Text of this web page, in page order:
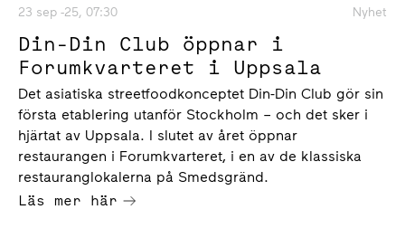
23 sep -25, 07:30 Nyhet
Din-Din Club öppnar i
Forumkvarteret i Uppsala
Det asiatiska streetfoodkonceptet Din-Din Club gör sin
första etablering utanför Stockholm – och det sker i
hjärtat av Uppsala. I slutet av året öppnar
restaurangen i Forumkvarteret, i en av de klassiska
restauranglokalerna på Smedsgränd.
Läs mer här